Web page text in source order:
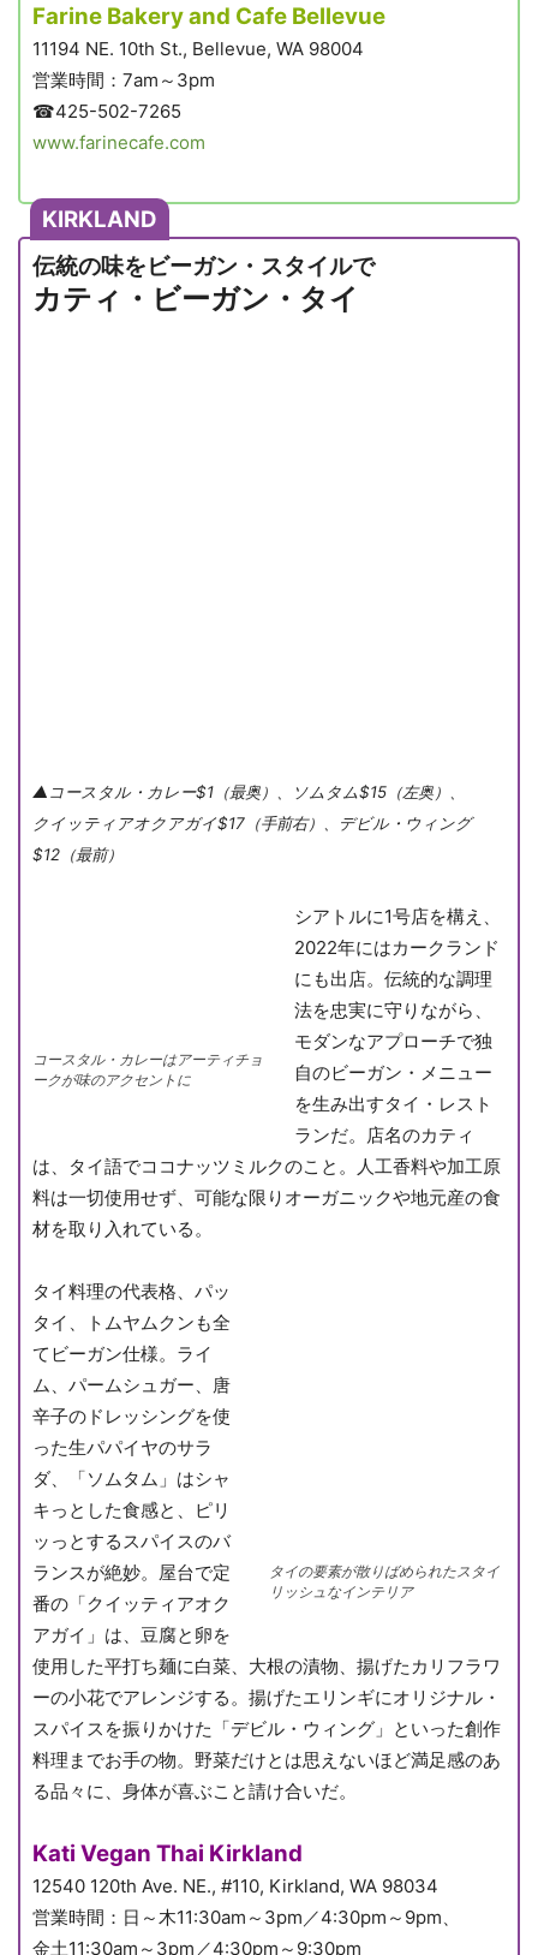
Farine Bakery and Cafe Bellevue
11194 NE. 10th St., Bellevue, WA 98004
営業時間：7am～3pm
☎425-502-7265
www.farinecafe.com
KIRKLAND
伝統の味をビーガン・スタイルで
カティ・ビーガン・タイ
▲コースタル・カレー$1（最奥）、ソムタム$15（左奥）、
クイッティアオクアガイ$17（手前右）、デビル・ウィング
$12（最前）
コースタル・カレーはアーティチョ
ークが味のアクセントに
シアトルに1号店を構え、
2022年にはカークランド
にも出店。伝統的な調理
法を忠実に守りながら、
モダンなアプローチで独
自のビーガン・メニュー
を生み出すタイ・レスト
ランだ。店名のカティ
は、タイ語でココナッツミルクのこと。人工香料や加工原
料は一切使用せず、可能な限りオーガニックや地元産の食
材を取り入れている。
タイの要素が散りばめられたスタイ
リッシュなインテリア
タイ料理の代表格、パッ
タイ、トムヤムクンも全
てビーガン仕様。ライ
ム、パームシュガー、唐
辛子のドレッシングを使
った生パパイヤのサラ
ダ、「ソムタム」はシャ
キっとした食感と、ピリ
ッっとするスパイスのバ
ランスが絶妙。屋台で定
番の「クイッティアオク
アガイ」は、豆腐と卵を
使用した平打ち麺に白菜、大根の漬物、揚げたカリフラワ
ーの小花でアレンジする。揚げたエリンギにオリジナル・
スパイスを振りかけた「デビル・ウィング」といった創作
料理までお手の物。野菜だけとは思えないほど満足感のあ
る品々に、身体が喜ぶこと請け合いだ。
Kati Vegan Thai Kirkland
12540 120th Ave. NE., #110, Kirkland, WA 98034
営業時間：日～木11:30am～3pm／4:30pm～9pm、
金土11:30am～3pm／4:30pm～9:30pm